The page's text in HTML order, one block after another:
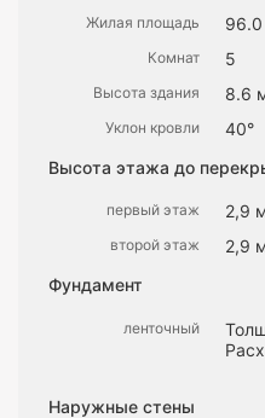
Жилая площадь
Комнат 5
Высота здания 8.6
Уклон кровли
40°
Высота этажа до
первый этаж 2,9
второй этаж
2,9
Фундамент
ленточный
Наружные стены